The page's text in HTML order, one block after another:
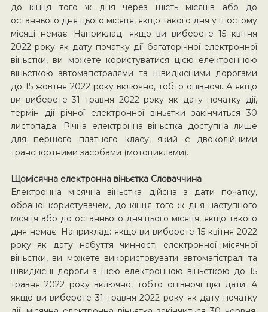
до кінця того ж дня через шість місяців або до
останнього дня цього місяця, якщо такого дня у шостому
місяці немає. Наприклад: якщо ви виберете 15 квітня
2022 року як дату початку дії багаторічної електронної
віньєтки, ви можете користуватися цією електронною
віньєткою автомагістралями та швидкісними дорогами
до 15 жовтня 2022 року включно, тобто опівночі. А якщо
ви виберете 31 травня 2022 року як дату початку дії,
термін дії річної електронної віньєтки закінчиться 30
листопада. Річна електронна віньєтка доступна лише
для першого платного класу, який є двоколійними
транспортними засобами (мотоциклами).
Щомісячна електронна віньєтка Словаччина
Електронна місячна віньєтка дійсна з дати початку,
обраної користувачем, до кінця того ж дня наступного
місяця або до останнього дня цього місяця, якщо такого
дня немає. Наприклад: якщо ви виберете 15 квітня 2022
року як дату набуття чинності електронної місячної
віньєтки, ви можете використовувати автомагістралі та
швидкісні дороги з цією електронною віньєткою до 15
травня 2022 року включно, тобто опівночі цієї дати. А
якщо ви виберете 31 травня 2022 року як дату початку